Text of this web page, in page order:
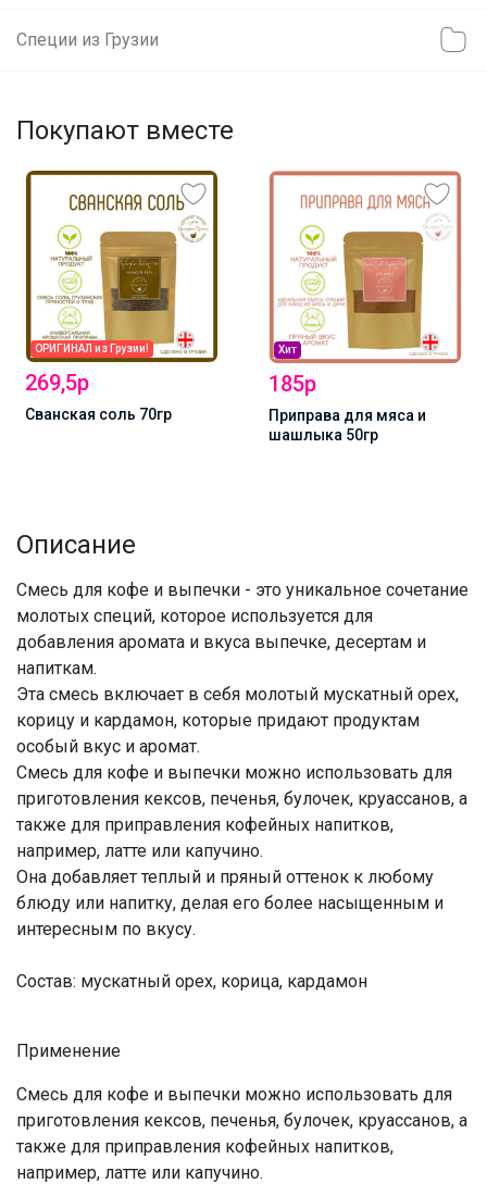
Специи из Грузии
Покупают вместе
ОРИГИНАЛ из Грузии!
269,5р
Сванская соль 70гр
Хит
185р
Приправа для мяса и
шашлыка 50гр
Описание
Смесь для кофе и выпечки - это уникальное сочетание
молотых специй, которое используется для
добавления аромата и вкуса выпечке, десертам и
напиткам.
Эта смесь включает в себя молотый мускатный орех,
корицу и кардамон, которые придают продуктам
особый вкус и аромат.
Смесь для кофе и выпечки можно использовать для
приготовления кексов, печенья, булочек, круассанов, а
также для приправления кофейных напитков,
например, латте или капучино.
Она добавляет теплый и пряный оттенок к любому
блюду или напитку, делая его более насыщенным и
интересным по вкусу.
Состав: мускатный орех, корица, кардамон
Применение
Смесь для кофе и выпечки можно использовать для
приготовления кексов, печенья, булочек, круассанов, а
также для приправления кофейных напитков,
например, латте или капучино.